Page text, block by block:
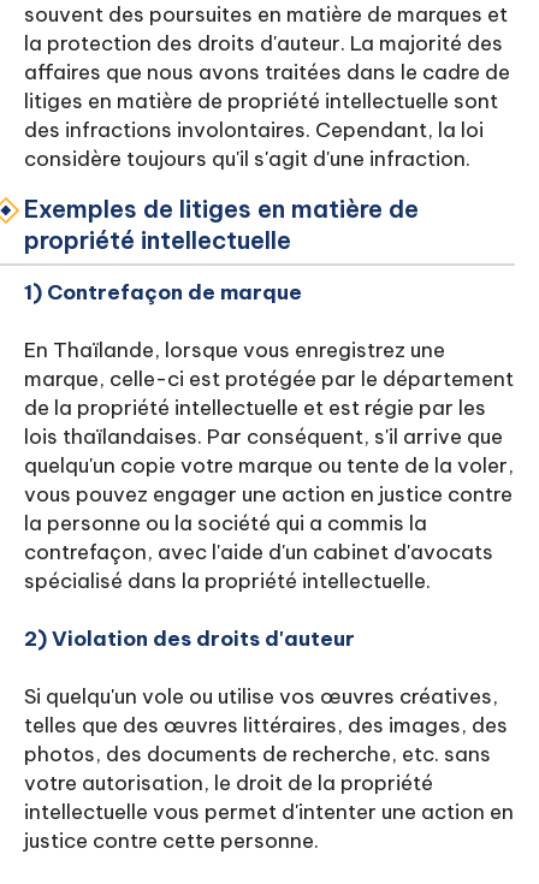
souvent des poursuites en matière de marques et
la protection des droits d'auteur. La majorité des
affaires que nous avons traitées dans le cadre de
litiges en matière de propriété intellectuelle sont
des infractions involontaires. Cependant, la loi
considère toujours qu'il s'agit d'une infraction.
Exemples de litiges en matière de
propriété intellectuelle
1) Contrefaçon de marque
En Thaïlande, lorsque vous enregistrez une
marque, celle-ci est protégée par le département
de la propriété intellectuelle et est régie par les
lois thaïlandaises. Par conséquent, s'il arrive que
quelqu'un copie votre marque ou tente de la voler,
vous pouvez engager une action en justice contre
la personne ou la société qui a commis la
contrefaçon, avec l'aide d'un cabinet d'avocats
spécialisé dans la propriété intellectuelle.
2) Violation des droits d'auteur
Si quelqu'un vole ou utilise vos œuvres créatives,
telles que des œuvres littéraires, des images, des
photos, des documents de recherche, etc. sans
votre autorisation, le droit de la propriété
intellectuelle vous permet d'intenter une action en
justice contre cette personne.